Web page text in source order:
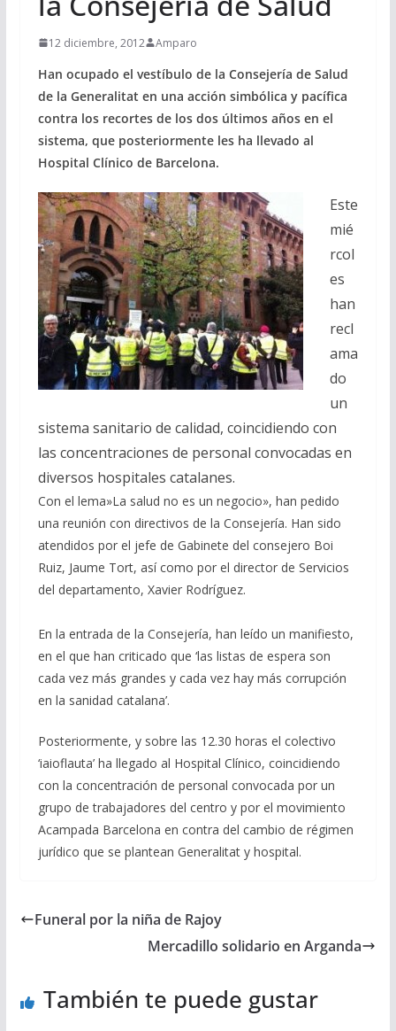
12 diciembre, 2012 Amparo
Han ocupado el vestíbulo de la Consejería de Salud
de la Generalitat en una acción simbólica y pacífica
contra los recortes de los dos últimos años en el
sistema, que posteriormente les ha llevado al
Hospital Clínico de Barcelona.
Este
mié
rcol
es
han
recl
ama
do
un
sistema sanitario de calidad, coincidiendo con
las concentraciones de personal convocadas en
diversos hospitales catalanes.
Con el lema»La salud no es un negocio», han pedido
una reunión con directivos de la Consejería. Han sido
atendidos por el jefe de Gabinete del consejero Boi
Ruiz, Jaume Tort, así como por el director de Servicios
del departamento, Xavier Rodríguez.
En la entrada de la Consejería, han leído un manifiesto,
en el que han criticado que ‘las listas de espera son
cada vez más grandes y cada vez hay más corrupción
en la sanidad catalana’.
Posteriormente, y sobre las 12.30 horas el colectivo
‘iaioflauta’ ha llegado al Hospital Clínico, coincidiendo
con la concentración de personal convocada por un
grupo de trabajadores del centro y por el movimiento
Acampada Barcelona en contra del cambio de régimen
jurídico que se plantean Generalitat y hospital.
Funeral por la niña de Rajoy
Mercadillo solidario en Arganda
También te puede gustar